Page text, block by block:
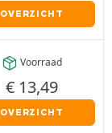
OVERZICHT
Voorraad
€ 13,49
OVERZICHT